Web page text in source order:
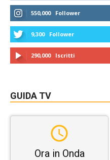
550,000 Follower
9,300 Follower
290,000 Iscritti
GUIDA TV
Ora in Onda